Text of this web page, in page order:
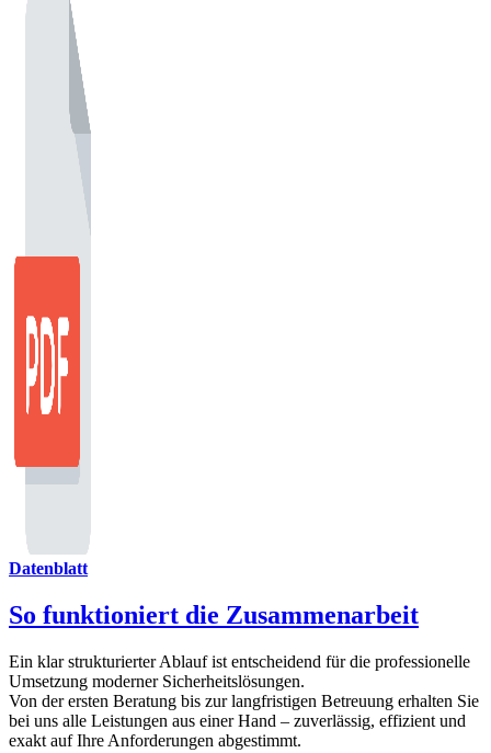
Datenblatt
So funktioniert die Zusammenarbeit
Ein klar strukturierter Ablauf ist entscheidend für die professionelle
Umsetzung moderner Sicherheitslösungen.
Von der ersten Beratung bis zur langfristigen Betreuung erhalten Sie
bei uns alle Leistungen aus einer Hand – zuverlässig, effizient und
exakt auf Ihre Anforderungen abgestimmt.